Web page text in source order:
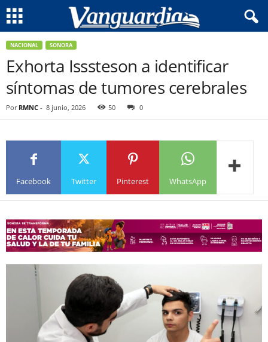
NACIONAL SONORA
Exhorta Isssteson a identificar
síntomas de tumores cerebrales
Por RMNC - 8 junio, 2026 50 0
Facebook Twitter Pinterest WhatsApp